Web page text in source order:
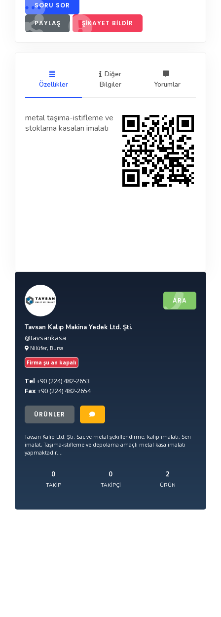
SORU SOR
PAYLAŞ ŞIKAYET BILDIR
Özellikler
Diğer
Bilgiler
Yorumlar
metal taşıma-istifleme ve
stoklama kasaları imalatı
ARA
Tavsan Kalıp Makina Yedek Ltd. Şti.
@tavsankasa
Nilüfer, Bursa
Firma şu an kapalı
Tel +90(224) 482-2653
Fax+90(224) 482-2654
ÜRÜNLER
Tavsan Kalıp Ltd. Şti. Sac ve metal şekillendirme, kalıp imalatı, Seri
imalat, Taşıma-istifleme ve depolama amaçlı metal kasa imalatı
yapmaktadır....
0
TAKIP
0
TAKIPÇI
2
ÜRÜN